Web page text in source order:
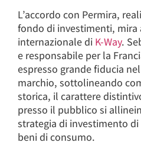
L’accordo con Permira,
fondo di investimenti, mira
internazionale di K-Way.
e responsabile per la
espresso grande fiducia
marchio, sottolineando
storica, il carattere
presso il pubblico si
strategia di investimento
beni di consumo.